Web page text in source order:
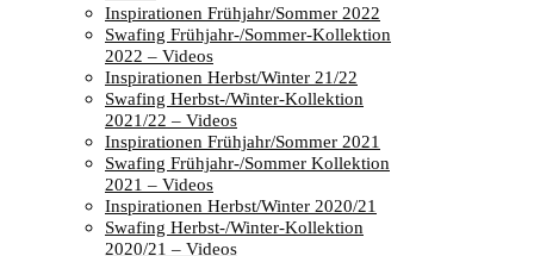
Inspirationen Frühjahr/Sommer 2022
Swafing Frühjahr-/Sommer-Kollektion
2022 – Videos
Inspirationen Herbst/Winter 21/22
Swafing Herbst-/Winter-Kollektion
2021/22 – Videos
Inspirationen Frühjahr/Sommer 2021
Swafing Frühjahr-/Sommer Kollektion
2021 – Videos
Inspirationen Herbst/Winter 2020/21
Swafing Herbst-/Winter-Kollektion
2020/21 – Videos